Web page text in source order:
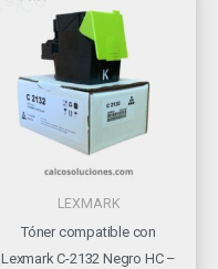
LEXMARK
Tóner compatible con
Lexmark C-2132 Negro HC –